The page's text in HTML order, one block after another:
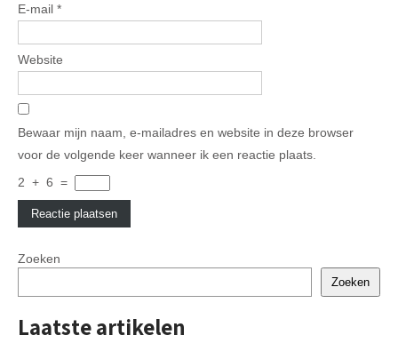
E-mail *
Website
Bewaar mijn naam, e-mailadres en website in deze browser
voor de volgende keer wanneer ik een reactie plaats.
2 + 6 =
Zoeken
Zoeken
Laatste artikelen